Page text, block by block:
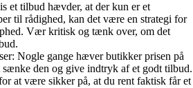
et tilbud hævder, at der kun er et
til rådighed, kan det være en strategi for
Vær kritisk og tænk over, om det
Nogle gange hæver butikker prisen på
den og give indtryk af et godt tilbud.
at være sikker på, at du rent faktisk får et